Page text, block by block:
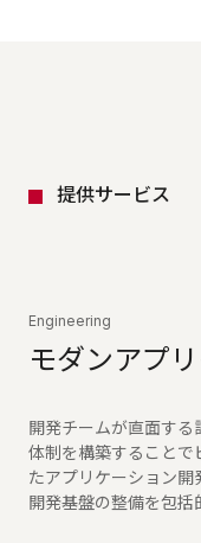
提供サービス
Engineering
モダンアプ
開発チームが直面す
体制を構築することで
たアプリケーション開
開発基盤の整備を包括